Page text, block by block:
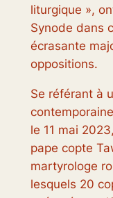
liturgique »,
Synode dans
écrasante
oppositions.
Se référant à
le 11 mai
pape copte
martyrologe
lesquels 20